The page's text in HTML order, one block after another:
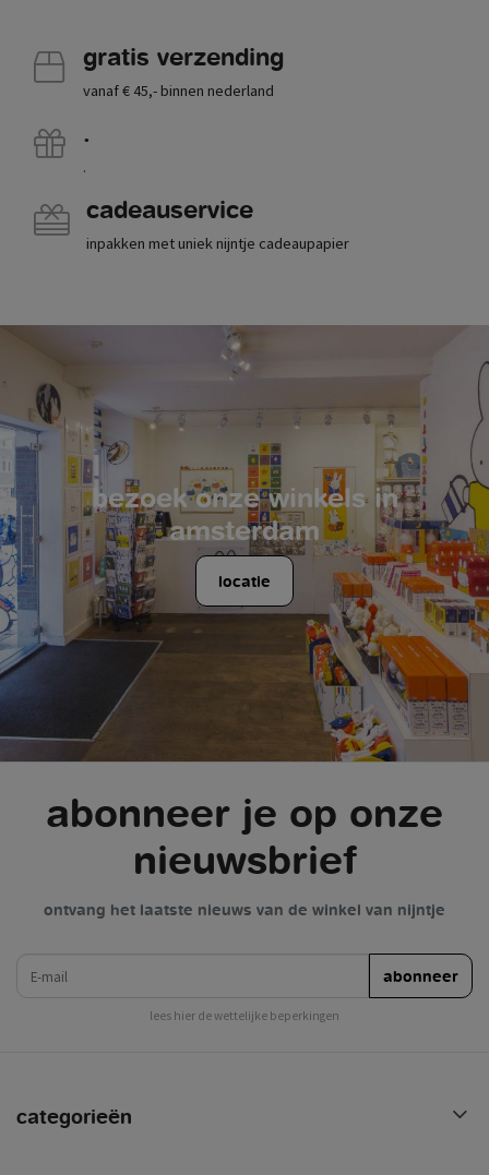
gratis verzending
vanaf € 45,- binnen nederland
.
.
cadeauservice
inpakken met uniek nijntje cadeaupapier
bezoek onze winkels in
amsterdam
locatie
abonneer je op onze
nieuwsbrief
ontvang het laatste nieuws van de winkel van nijntje
abonneer
lees hier de wettelijke beperkingen
categorieën